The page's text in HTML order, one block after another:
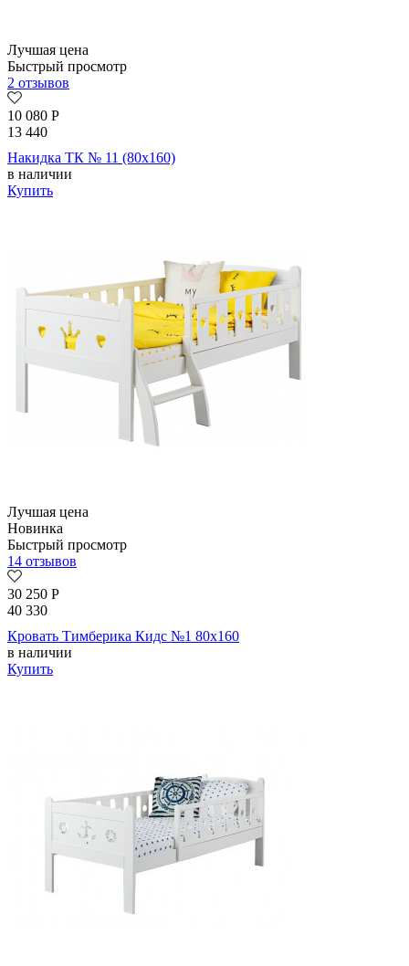
Лучшая цена
Быстрый просмотр
2 отзывов
10 080 Р
13 440
Накидка ТК № 11 (80х160)
в наличии
Купить
Лучшая цена
Новинка
Быстрый просмотр
14 отзывов
30 250 Р
40 330
Кровать Тимберика Кидс №1 80х160
в наличии
Купить